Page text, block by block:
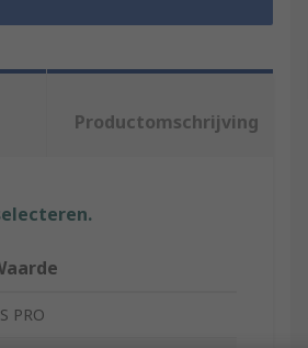
Productomschrijving
PRO